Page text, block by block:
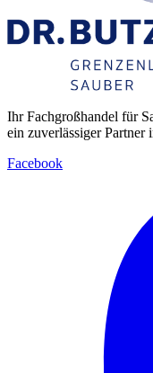
Ihr Fachgroßhandel für
ein zuverlässiger Partner
Facebook